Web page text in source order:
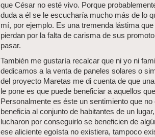
que César no esté vivo. Porque
duda a él se le escucharía mucho más de lo
mí, por ejemplo. Es una tremenda lástima
pierdan por la falta de carisma de sus
pasar.
También me gustaría recalcar que ni yo ni
dedicamos a la venta de paneles solares o
del proyecto Maretas me di cuenta de que
le pone es que puede beneficiar a aquellos
Personalmente es éste un sentimiento que
beneficia al conjunto de habitantes de un
lucharon por conseguirlo se beneficien de
ese aliciente egoísta no existiera, tampoco